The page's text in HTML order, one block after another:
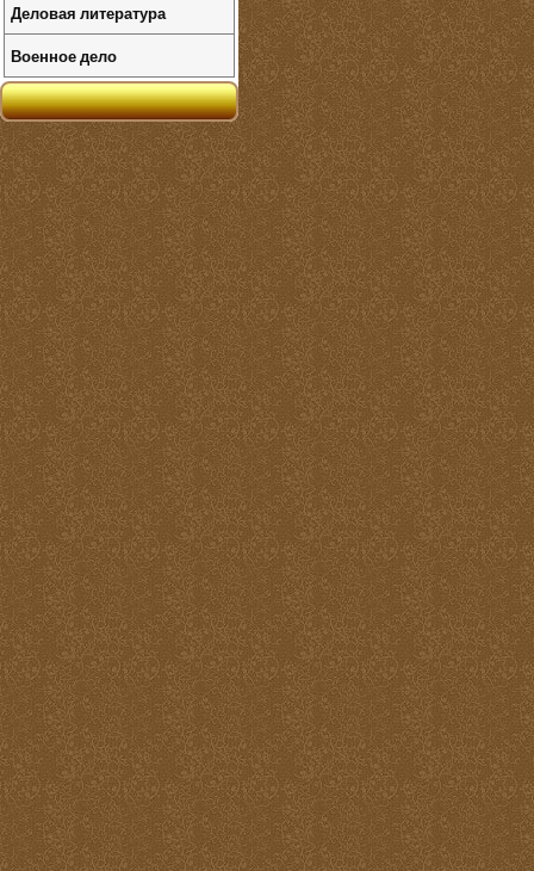
Деловая литература
Военное дело